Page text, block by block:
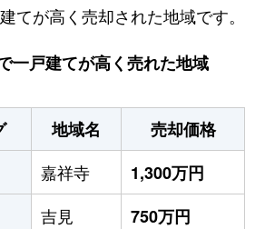
てが高く売却された地域です。
一戸建てが高く売れた地域
地域名
売却価格
嘉祥寺
1,300万円
吉見 750万円